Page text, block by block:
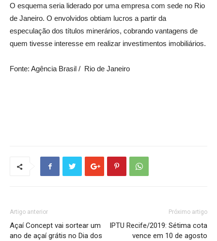
O esquema seria liderado por uma empresa com sede no Rio
de Janeiro. O envolvidos obtiam lucros a partir da
especulação dos títulos minerários, cobrando vantagens de
quem tivesse interesse em realizar investimentos imobiliários.
Fonte: Agência Brasil / Rio de Janeiro
Artigo anterior
Açaí Concept vai sortear um
ano de açaí grátis no Dia dos
Próximo artigo
IPTU Recife/2019: Sétima cota
vence em 10 de agosto